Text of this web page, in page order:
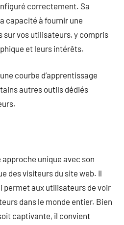
correctement. Sa
capacité à fournir une
sur vos utilisateurs, y compris
et leurs intérêts.
courbe d’apprentissage
autres outils dédiés
unique avec son
des visiteurs du site web. Il
permet aux utilisateurs de voir
dans le monde entier. Bien
captivante, il convient